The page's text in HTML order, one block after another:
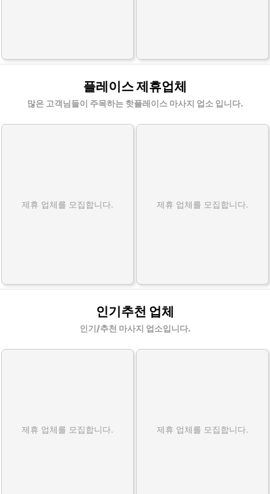
플레이스 제휴업체
많은 고객님들이 주목하는 핫플레이스 마사지 업소 입니다.
제휴 업체를 모집합니다. 제휴 업체를 모집합니다.
인기추천 업체
인기/추천 마사지 업소입니다.
제휴 업체를 모집합니다. 제휴 업체를 모집합니다.